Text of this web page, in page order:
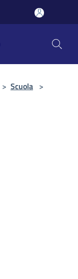
> Scuola >